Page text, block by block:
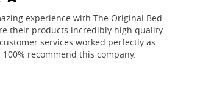
experience with The Original Bed
their products incredibly high quality
services worked perfectly as
recommend this company.